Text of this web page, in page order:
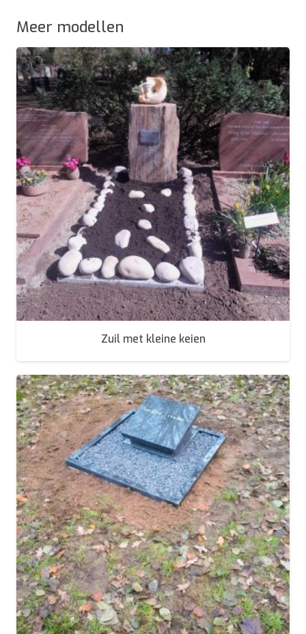
Meer modellen
Zuil met kleine keien